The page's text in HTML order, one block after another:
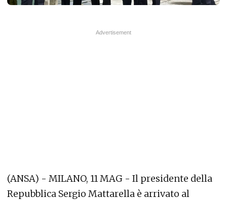
(ANSA) - MILANO, 11 MAG - Il presidente della
Repubblica Sergio Mattarella è arrivato al